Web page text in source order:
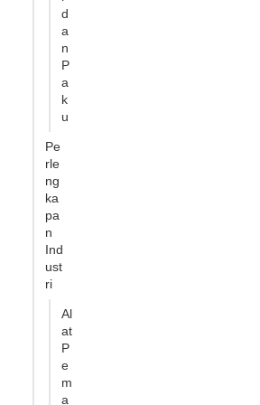
d
a
n
P
a
k
u
Pe
rle
ng
ka
pa
n
Ind
ust
ri
Al
at
P
e
m
a